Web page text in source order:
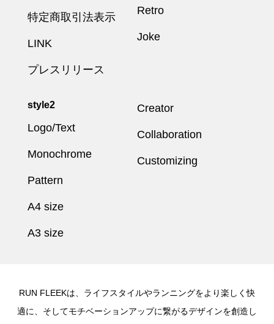
特定商取引法表示
LINK
プレスリリース
Retro
Joke
style2
Logo/Text
Monochrome
Pattern
A4 size
A3 size
Creator
Collaboration
Customizing
RUN FLEEKは、ライフスタイルやランニングをより楽しく快
適に、そしてモチベーションアップに繋がるデザインを創造し